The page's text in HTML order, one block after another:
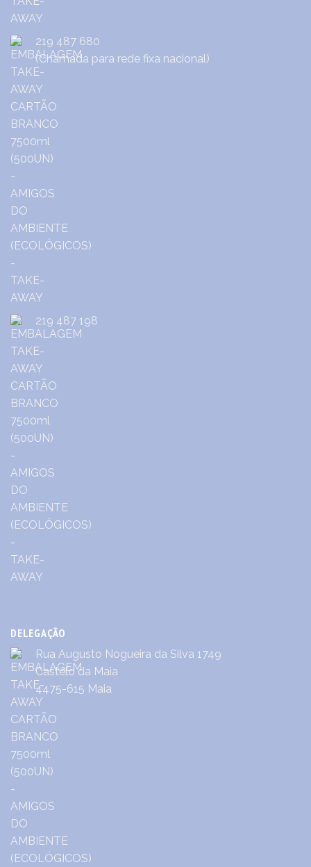
219 487 680
(Chamada para rede fixa nacional)
219 487 198
DELEGAÇÃO
Rua Augusto Nogueira da Silva 1749
Castêlo da Maia
4475-615 Maia